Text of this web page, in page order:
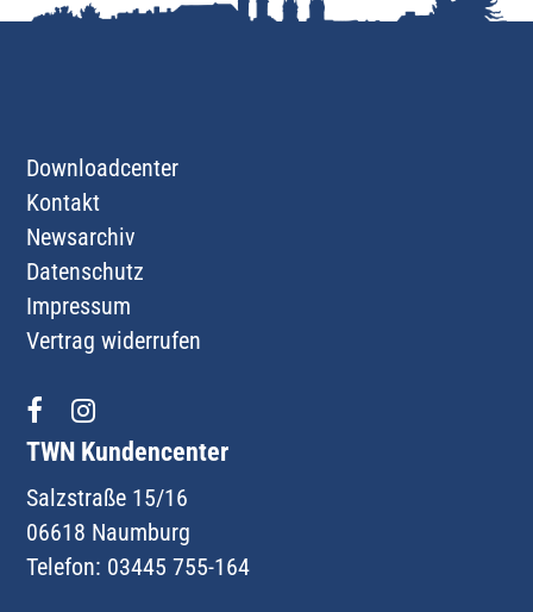
Downloadcenter
Kontakt
Newsarchiv
Datenschutz
Impressum
Vertrag widerrufen
TWN Kundencenter
Salzstraße 15/16
06618 Naumburg
Telefon: 03445 755-164